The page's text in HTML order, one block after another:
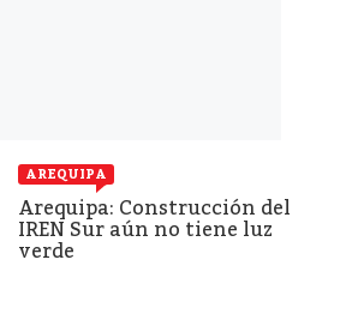
AREQUIPA
Arequipa: Construcción del
IREN Sur aún no tiene luz
verde